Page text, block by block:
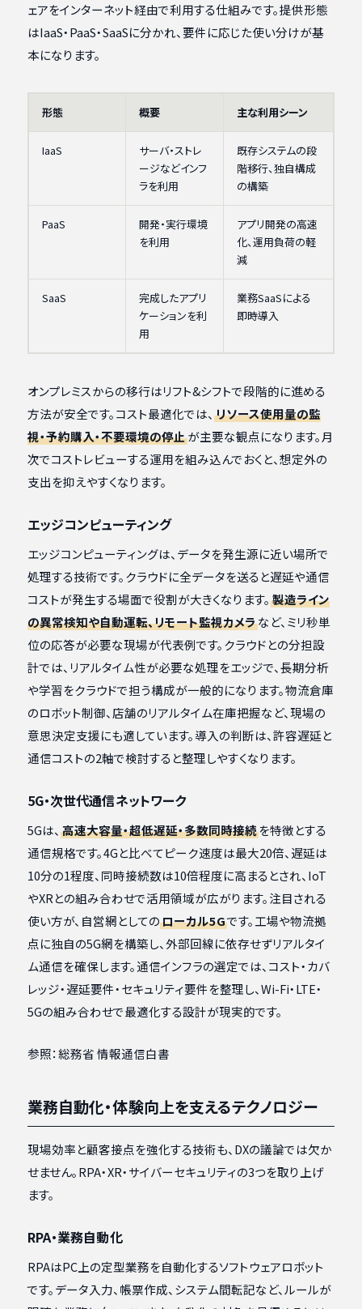
ェアをインターネット経由で利用する仕組みです。提供形態
はIaaS・PaaS・SaaSに分かれ、要件に応じた使い分けが基
本になります。
形態 概要 主な利用シーン
IaaS
サーバ・ストレ
ージなどインフ
ラを利用
既存システムの段
階移行、独自構成
の構築
PaaS
開発・実行環境
を利用
アプリ開発の高速
化、運用負荷の軽
減
SaaS
完成したアプリ
ケーションを利
用
業務SaaSによる
即時導入
オンプレミスからの移行はリフト&シフトで段階的に進める
方法が安全です。コスト最適化では、 リソース使用量の監
視・予約購入・不要環境の停止が主要な観点になります。月
次でコストレビューする運用を組み込んでおくと、想定外の
支出を抑えやすくなります。
エッジコンピューティング
エッジコンピューティングは、データを発生源に近い場所で
処理する技術です。クラウドに全データを送ると遅延や通信
コストが発生する場面で役割が大きくなります。 製造ライン
の異常検知や自動運転、リモート監視カメラなど、ミリ秒単
位の応答が必要な現場が代表例です。クラウドとの分担設
計では、リアルタイム性が必要な処理をエッジで、長期分析
や学習をクラウドで担う構成が一般的になります。物流倉庫
のロボット制御、店舗のリアルタイム在庫把握など、現場の
意思決定支援にも適しています。導入の判断は、許容遅延と
通信コストの2軸で検討すると整理しやすくなります。
5G・次世代通信ネットワーク
5Gは、 高速大容量・超低遅延・多数同時接続を特徴とする
通信規格です。4Gと比べてピーク速度は最大20倍、遅延は
10分の1程度、同時接続数は10倍程度に高まるとされ、IoT
やXRとの組み合わせで活用領域が広がります。注目される
使い方が、自営網としてのローカル5Gです。工場や物流拠
点に独自の5G網を構築し、外部回線に依存せずリアルタイ
ム通信を確保します。通信インフラの選定では、コスト・カバ
レッジ・遅延要件・セキュリティ要件を整理し、Wi-Fi・LTE・
5Gの組み合わせで最適化する設計が現実的です。
参照：総務省 情報通信白書
業務自動化・体験向上を支えるテクノロジー
現場効率と顧客接点を強化する技術も、DXの議論では欠か
せません。RPA・XR・サイバーセキュリティの3つを取り上げ
ます。
RPA・業務自動化
RPAはPC上の定型業務を自動化するソフトウェアロボット
です。データ入力、帳票作成、システム間転記など、ルールが